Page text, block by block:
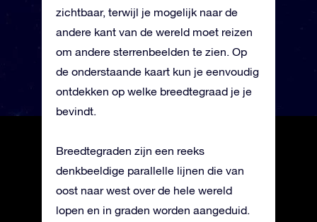
zichtbaar, terwijl je mogelijk naar de
andere kant van de wereld moet reizen
om andere sterrenbeelden te zien. Op
de onderstaande kaart kun je eenvoudig
ontdekken op welke breedtegraad je je
bevindt.
Breedtegraden zijn een reeks
denkbeeldige parallelle lijnen die van
oost naar west over de hele wereld
lopen en in graden worden aangeduid.